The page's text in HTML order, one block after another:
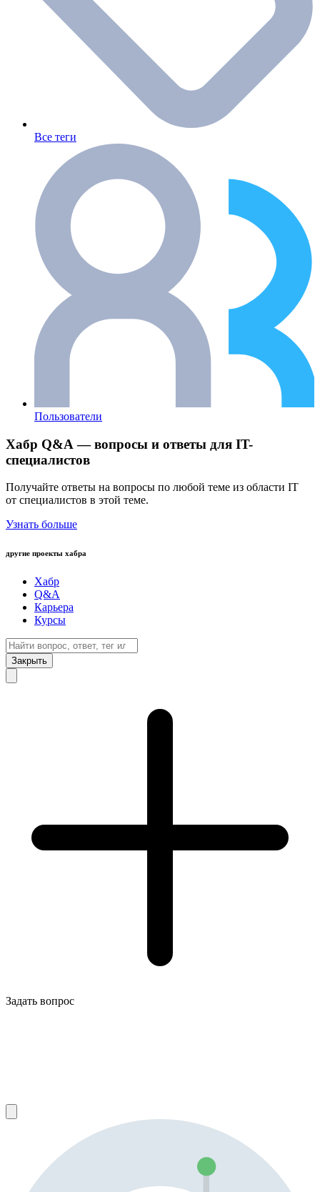
Все теги
Пользователи
Хабр Q&A — вопросы и ответы для IT-
специалистов
Получайте ответы на вопросы по любой теме из области IT
от специалистов в этой теме.
Узнать больше
другие проекты хабра
Хабр
Q&A
Карьера
Курсы
Закрыть
Задать вопрос